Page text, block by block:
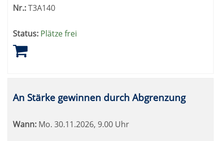
Nr.:T3A140
Status: Plätze frei
An Stärke gewinnen durch Abgrenzung
Wann: Mo. 30.11.2026, 9.00 Uhr